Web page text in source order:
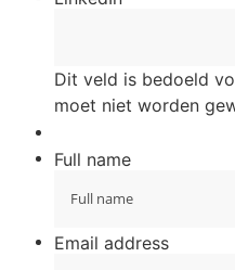
Dit veld is bedoeld
moet niet worden
Full name
Email address